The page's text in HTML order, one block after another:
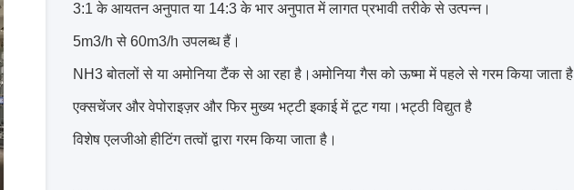
3:1 के आयतन अनुपात या 14:3 के भार अनुपात में लागत प्रभावी तरीके से उत्पन्न।
5m3/h से 60m3/h उपलब्ध हैं।
NH3 बोतलों से या अमोनिया टैंक से आ रहा है।अमोनिया गैस को ऊष्मा में पहले से गरम किया जाता है
एक्सचेंजर और वेपोराइज़र और फिर मुख्य भट्टी इकाई में टूट गया।भट्ठी विद्युत है
विशेष एलजीओ हीटिंग तत्वों द्वारा गरम किया जाता है।